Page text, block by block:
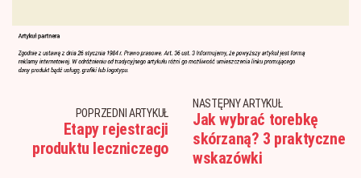
POPRZEDNI ARTYKUŁ
Etapy rejestracji
produktu leczniczego
NASTĘPNY ARTYKUŁ
Jak wybrać torebkę
skórzaną? 3 praktyczne
wskazówki